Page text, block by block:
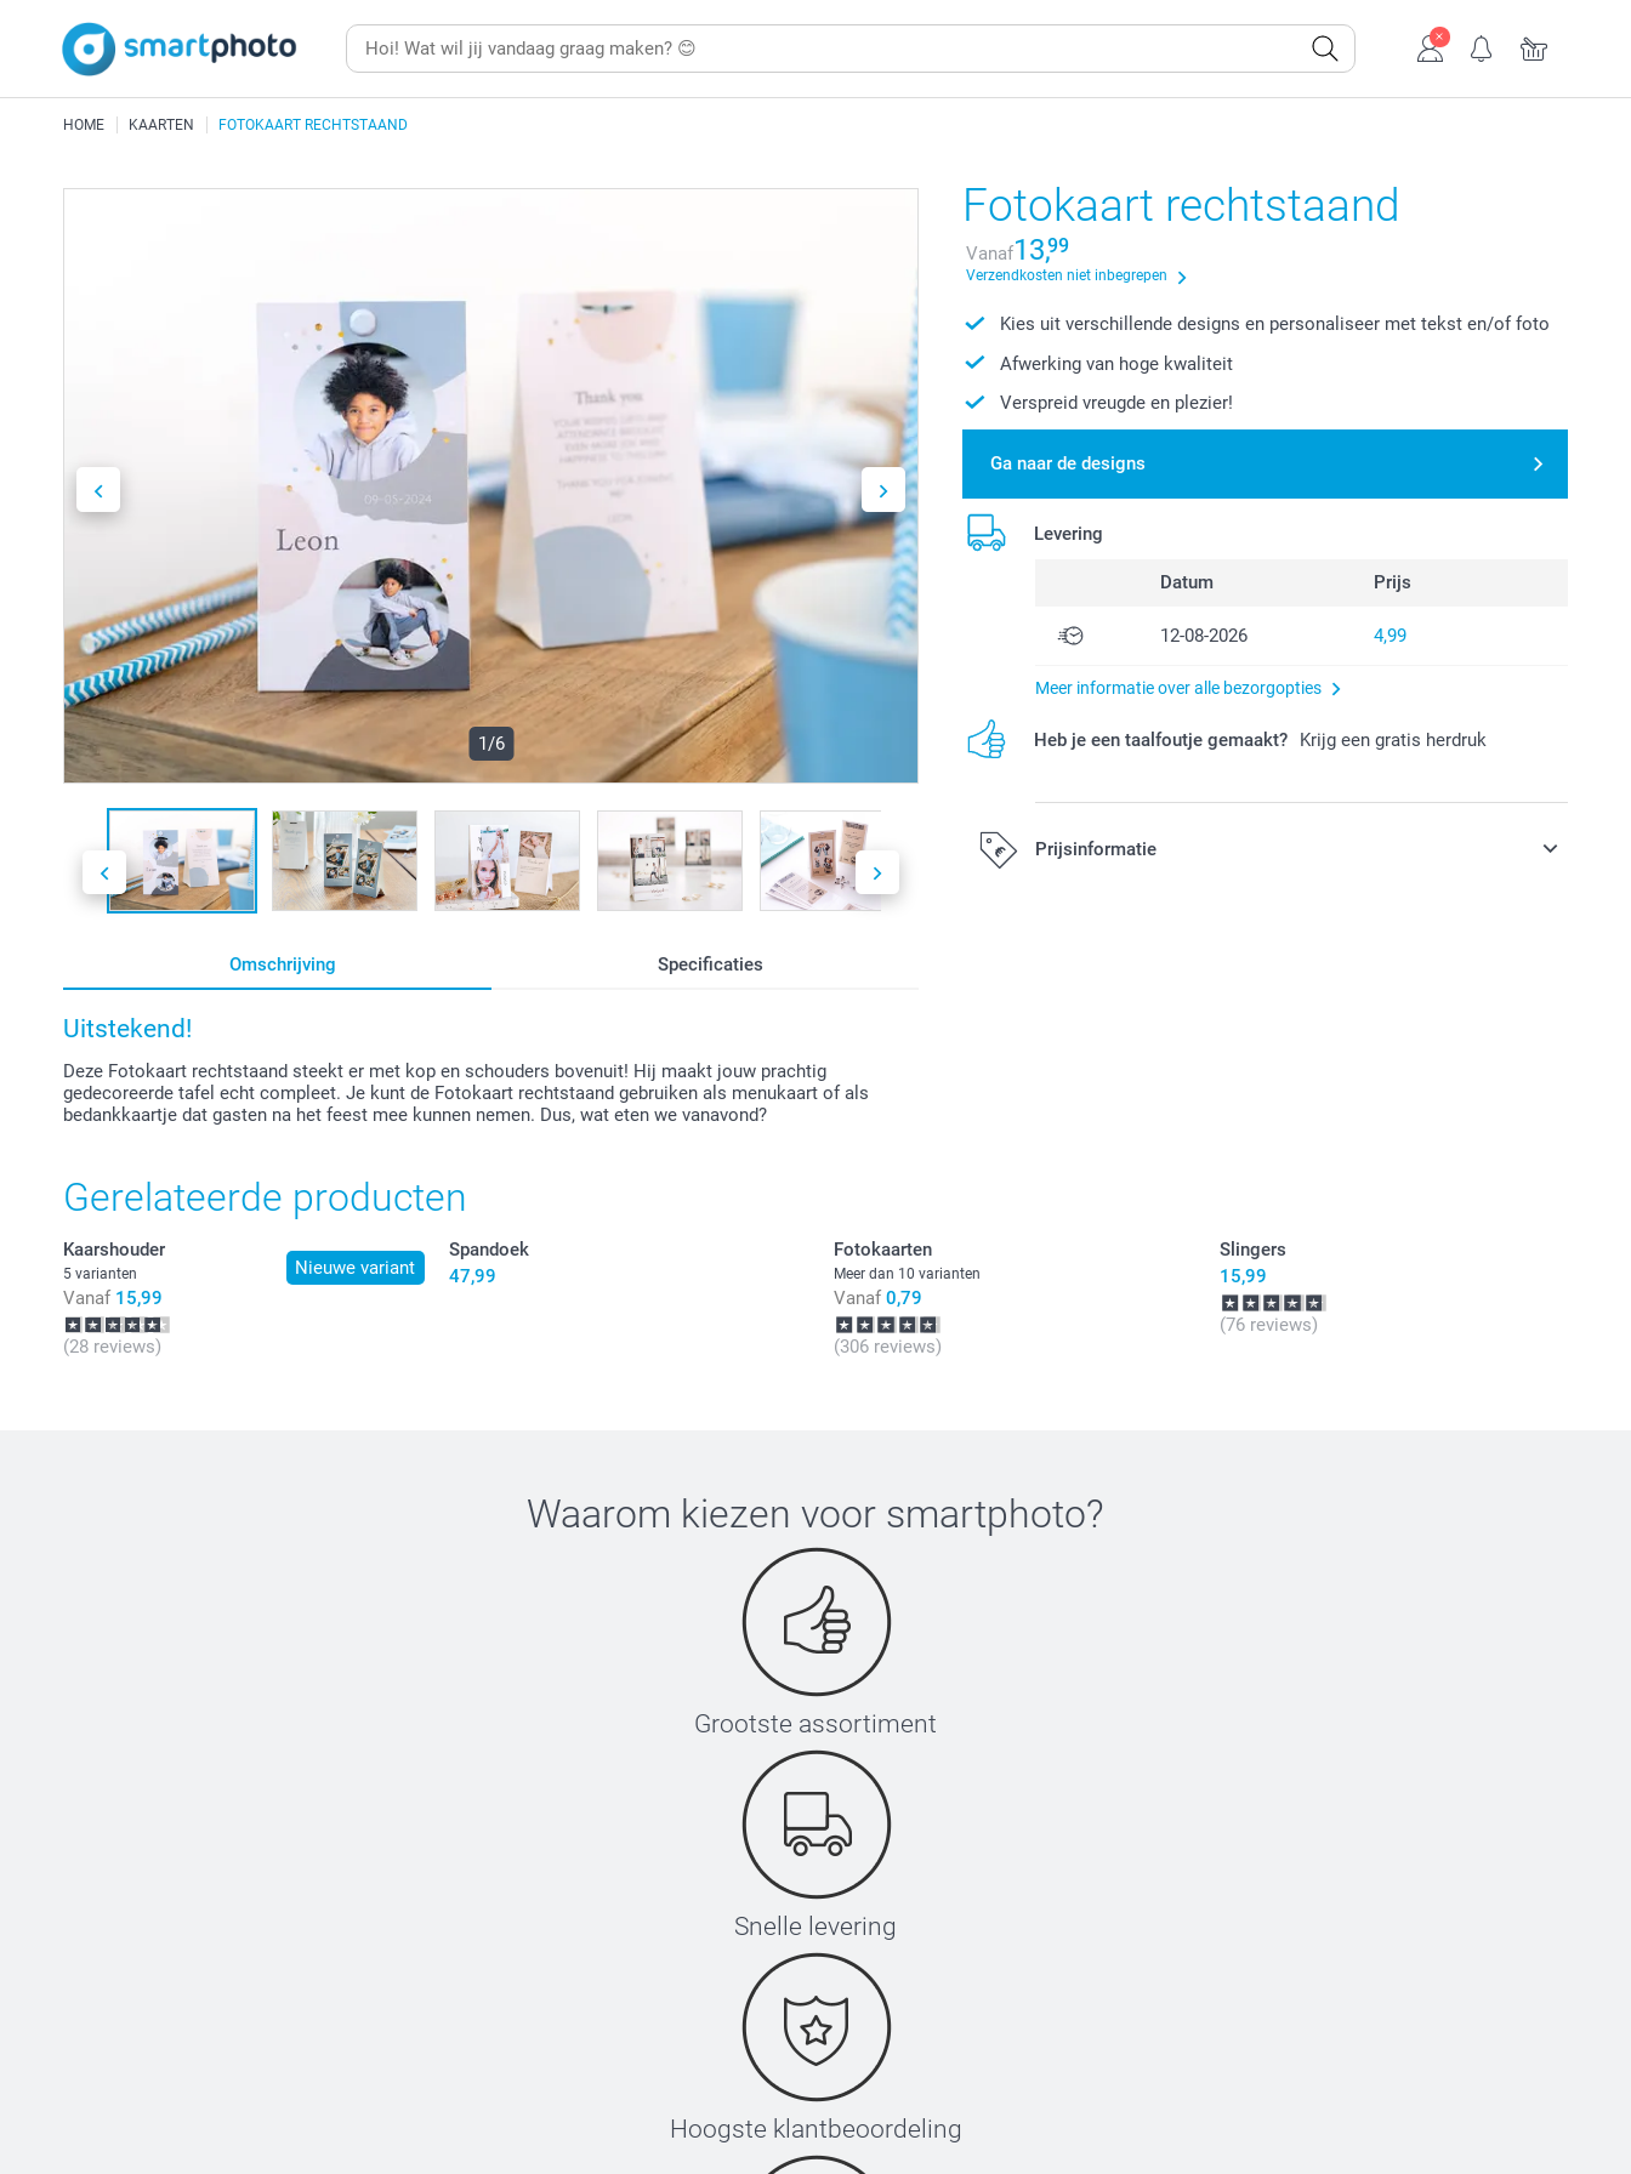
HOME KAARTEN FOTOKAART RECHTSTAAND
1/6
Omschrijving Specificaties
Uitstekend!
Deze Fotokaart rechtstaand steekt er met kop en schouders bovenuit! Hij maakt jouw prachtig
gedecoreerde tafel echt compleet. Je kunt de Fotokaart rechtstaand gebruiken als menukaart of als
bedankkaartje dat gasten na het feest mee kunnen nemen. Dus, wat eten we vanavond?
Fotokaart rechtstaand
Vanaf13,99
Verzendkosten niet inbegrepen
Kies uit verschillende designs en personaliseer met tekst en/of foto
Afwerking van hoge kwaliteit
Verspreid vreugde en plezier!
Ga naar de designs
Levering
Datum Prijs
12-08-2026 4,99
Meer informatie over alle bezorgopties
Heb je een taalfoutje gemaakt? Krijg een gratis herdruk
Prijsinformatie
Gerelateerde producten
Nieuwe variant
Kaarshouder
5 varianten
Vanaf 15,99
(28 reviews)
Spandoek
47,99
Fotokaarten
Meer dan 10 varianten
Vanaf 0,79
(306 reviews)
Slingers
15,99
(76 reviews)
Waarom kiezen voor smartphoto?
Grootste assortiment
Snelle levering
Hoogste klantbeoordeling